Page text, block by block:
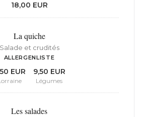
18,00 EUR
La quiche
Salade et crudités
ALLERGENLISTE
EUR 9,50 EUR
Légumes
Les salades